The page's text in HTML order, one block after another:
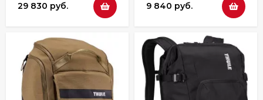
29 830 руб. 9 840 руб.